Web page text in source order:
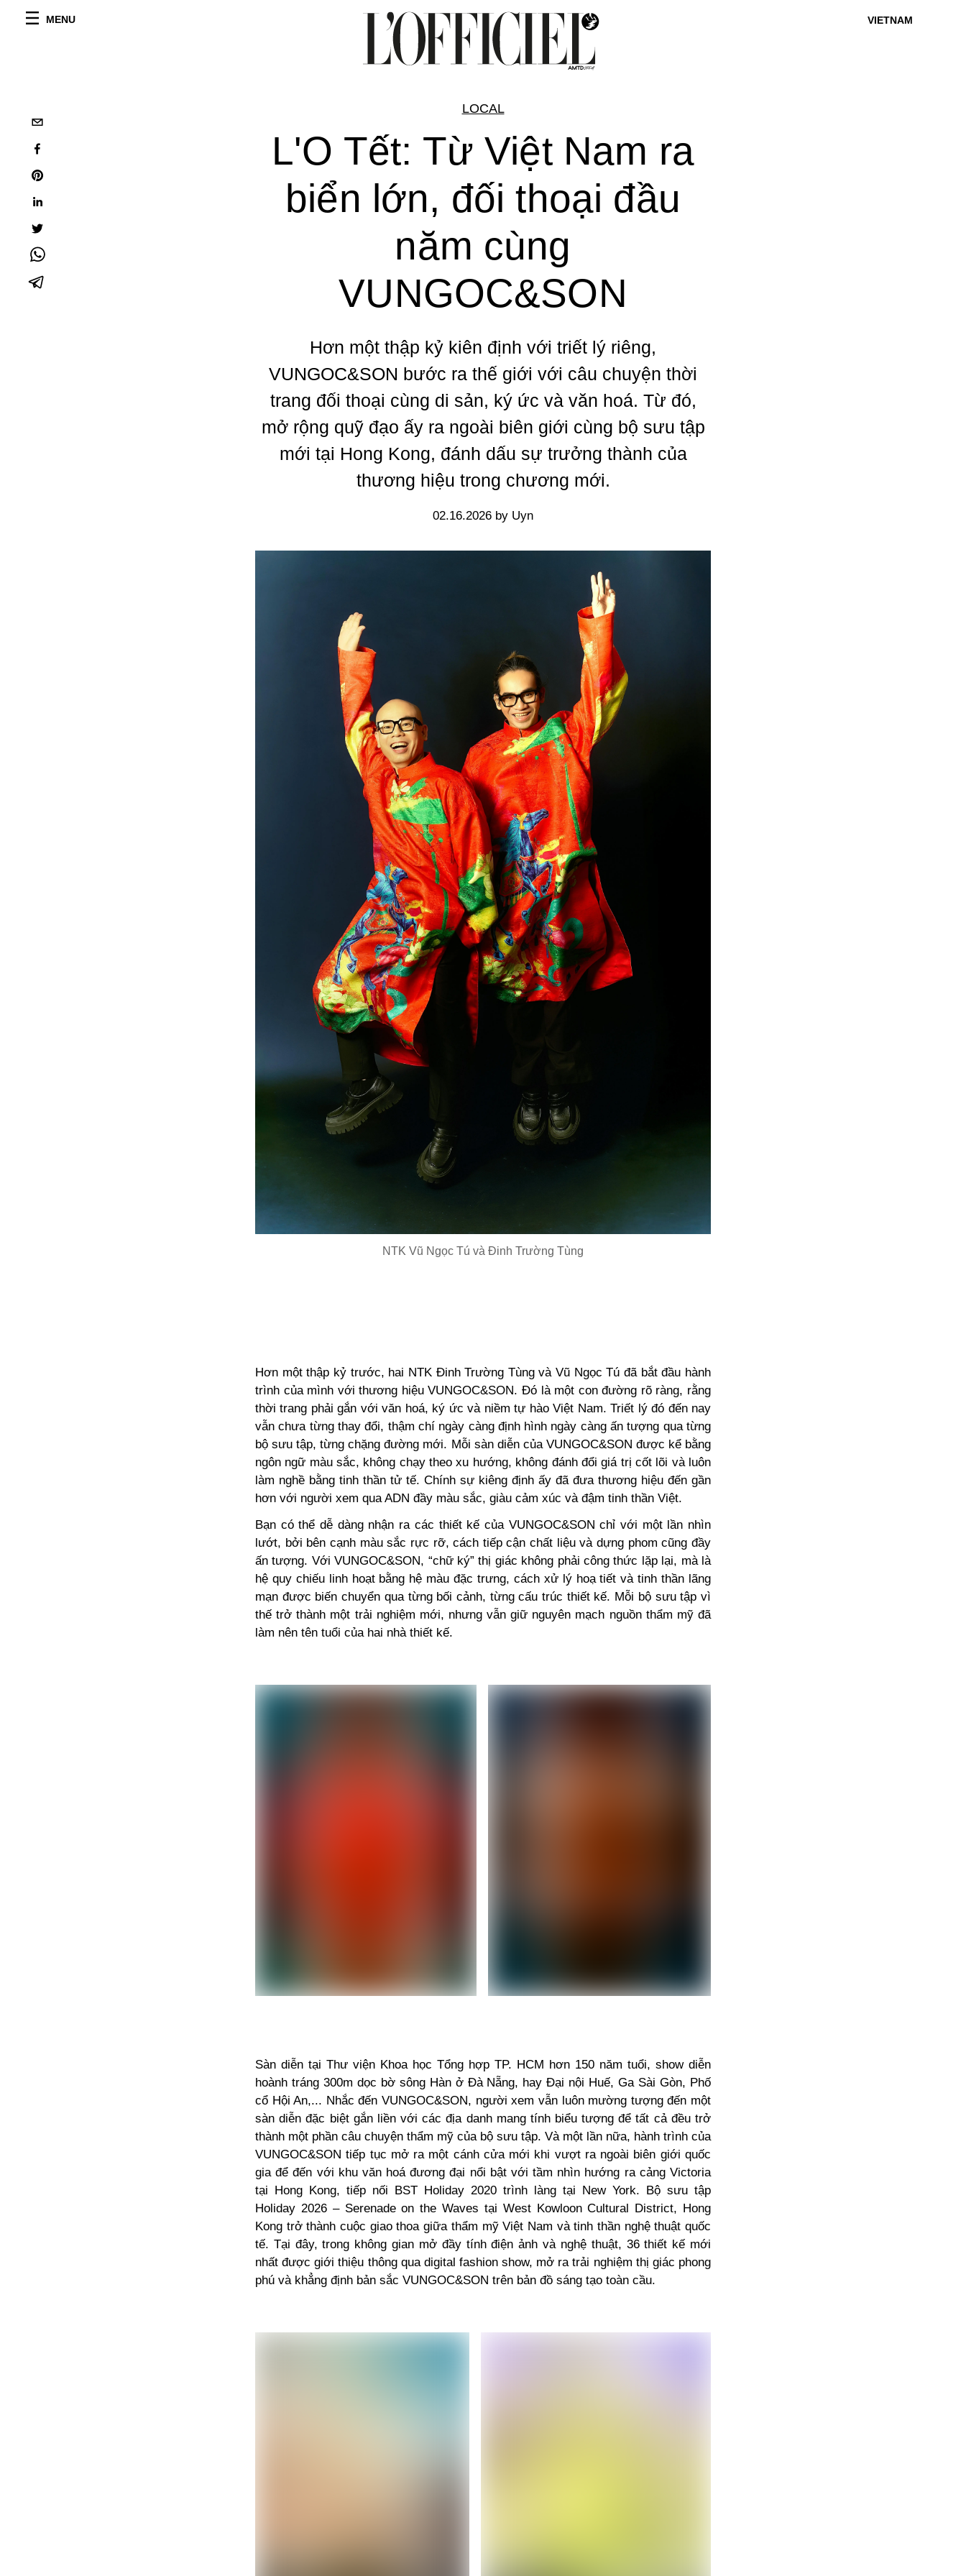
MENU VIETNAM
LOCAL
L'O Tết: Từ Việt Nam ra
biển lớn, đối thoại đầu
năm cùng
VUNGOC&SON
Hơn một thập kỷ kiên định với triết lý riêng,
VUNGOC&SON bước ra thế giới với câu chuyện thời
trang đối thoại cùng di sản, ký ức và văn hoá. Từ đó,
mở rộng quỹ đạo ấy ra ngoài biên giới cùng bộ sưu tập
mới tại Hong Kong, đánh dấu sự trưởng thành của
thương hiệu trong chương mới.
02.16.2026 by Uyn
NTK Vũ Ngọc Tú và Đinh Trường Tùng
Hơn một thập kỷ trước, hai NTK Đinh Trường Tùng và Vũ Ngọc Tú đã bắt đầu hành
trình của mình với thương hiệu VUNGOC&SON. Đó là một con đường rõ ràng, rằng
thời trang phải gắn với văn hoá, ký ức và niềm tự hào Việt Nam. Triết lý đó đến nay
vẫn chưa từng thay đổi, thậm chí ngày càng định hình ngày càng ấn tượng qua từng
bộ sưu tập, từng chặng đường mới. Mỗi sàn diễn của VUNGOC&SON được kể bằng
ngôn ngữ màu sắc, không chạy theo xu hướng, không đánh đổi giá trị cốt lõi và luôn
làm nghề bằng tinh thần tử tế. Chính sự kiêng định ấy đã đưa thương hiệu đến gần
hơn với người xem qua ADN đầy màu sắc, giàu cảm xúc và đậm tinh thần Việt.
Bạn có thể dễ dàng nhận ra các thiết kế của VUNGOC&SON chỉ với một lần nhìn
lướt, bởi bên cạnh màu sắc rực rỡ, cách tiếp cận chất liệu và dựng phom cũng đầy
ấn tượng. Với VUNGOC&SON, “chữ ký” thị giác không phải công thức lặp lại, mà là
hệ quy chiếu linh hoạt bằng hệ màu đặc trưng, cách xử lý hoạ tiết và tinh thần lãng
mạn được biến chuyển qua từng bối cảnh, từng cấu trúc thiết kế. Mỗi bộ sưu tập vì
thế trở thành một trải nghiệm mới, nhưng vẫn giữ nguyên mạch nguồn thẩm mỹ đã
làm nên tên tuổi của hai nhà thiết kế.
Sàn diễn tại Thư viện Khoa học Tổng hợp TP. HCM hơn 150 năm tuổi, show diễn
hoành tráng 300m dọc bờ sông Hàn ở Đà Nẵng, hay Đại nội Huế, Ga Sài Gòn, Phố
cổ Hội An,... Nhắc đến VUNGOC&SON, người xem vẫn luôn mường tượng đến một
sàn diễn đặc biệt gắn liền với các địa danh mang tính biểu tượng để tất cả đều trở
thành một phần câu chuyện thẩm mỹ của bộ sưu tập. Và một lần nữa, hành trình của
VUNGOC&SON tiếp tục mở ra một cánh cửa mới khi vượt ra ngoài biên giới quốc
gia để đến với khu văn hoá đương đại nổi bật với tầm nhìn hướng ra cảng Victoria
tại Hong Kong, tiếp nối BST Holiday 2020 trình làng tại New York. Bộ sưu tập
Holiday 2026 – Serenade on the Waves tại West Kowloon Cultural District, Hong
Kong trở thành cuộc giao thoa giữa thẩm mỹ Việt Nam và tinh thần nghệ thuật quốc
tế. Tại đây, trong không gian mở đầy tính điện ảnh và nghệ thuật, 36 thiết kế mới
nhất được giới thiệu thông qua digital fashion show, mở ra trải nghiệm thị giác phong
phú và khẳng định bản sắc VUNGOC&SON trên bản đồ sáng tạo toàn cầu.